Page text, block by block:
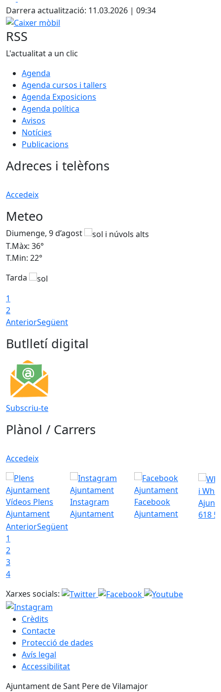
Darrera actualització: 11.03.2026 | 09:34
Caixer mòbil
RSS
L'actualitat a un clic
Agenda
Agenda cursos i tallers
Agenda Exposicions
Agenda política
Avisos
Notícies
Publicacions
Adreces i telèfons
Accedeix
Meteo
Diumenge, 9 d’agost
T.Màx: 36°
T.Min: 22°
Tarda
1
2
AnteriorSegüent
Butlletí digital
Subscriu-te
Plànol / Carrers
Accedeix
Vídeos Plens
Ajuntament
Instagram
Ajuntament
Facebook
Ajuntament
i
618
AnteriorSegüent
1
2
3
4
Xarxes socials:
Crèdits
Contacte
Protecció de dades
Avís legal
Accessibilitat
Ajuntament de Sant Pere de Vilamajor